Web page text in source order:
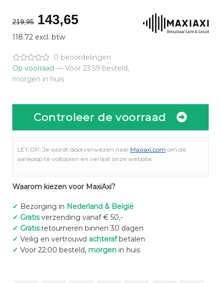
219,95 Oorspronkelijke
prijs
was:
€219,95.
143,65Huidige
€143,65.
118.72 excl. btw
0 beoordelingen
Op voorraad — Voor 23:59 besteld,
morgen in huis
Controleer de voorraad
LET OP: Je wordt doorverwezen naar Maxiaxi.com om de
aankoop te voltooien en verlaat onze website.
Waarom kiezen voor MaxiAxi?
✓ Bezorging in Nederland & België
✓ Gratisverzending vanaf € 50,-
✓ Gratisretourneren binnen 30 dagen
✓ Veilig en vertrouwd achterafbetalen
✓ Voor 22:00 besteld, morgenin huis